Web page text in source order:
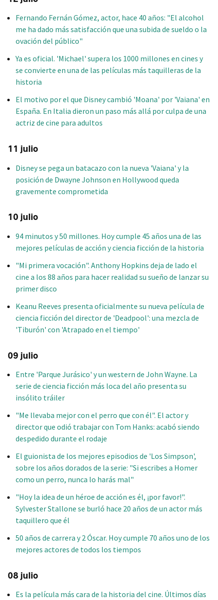
Fernando Fernán Gómez, actor, hace 40 años: "El alcohol
me ha dado más satisfacción que una subida de sueldo o la
ovación del público"
Ya es oficial. 'Michael' supera los 1000 millones en cines y
se convierte en una de las películas más taquilleras de la
historia
El motivo por el que Disney cambió 'Moana' por 'Vaiana' en
España. En Italia dieron un paso más allá por culpa de una
actriz de cine para adultos
11 julio
Disney se pega un batacazo con la nueva 'Vaiana' y la
posición de Dwayne Johnson en Hollywood queda
gravemente comprometida
10 julio
94 minutos y 50 millones. Hoy cumple 45 años una de las
mejores películas de acción y ciencia ficción de la historia
"Mi primera vocación". Anthony Hopkins deja de lado el
cine a los 88 años para hacer realidad su sueño de lanzar su
primer disco
Keanu Reeves presenta oficialmente su nueva película de
ciencia ficción del director de 'Deadpool': una mezcla de
'Tiburón' con 'Atrapado en el tiempo'
09 julio
Entre 'Parque Jurásico' y un western de John Wayne. La
serie de ciencia ficción más loca del año presenta su
insólito tráiler
"Me llevaba mejor con el perro que con él". El actor y
director que odió trabajar con Tom Hanks: acabó siendo
despedido durante el rodaje
El guionista de los mejores episodios de 'Los Simpson',
sobre los años dorados de la serie: "Si escribes a Homer
como un perro, nunca lo harás mal"
"Hoy la idea de un héroe de acción es él, ¡por favor!".
Sylvester Stallone se burló hace 20 años de un actor más
taquillero que él
50 años de carrera y 2 Óscar. Hoy cumple 70 años uno de los
mejores actores de todos los tiempos
08 julio
Es la película más cara de la historia del cine. Últimos días